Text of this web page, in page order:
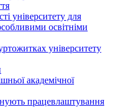
університету для
освітніми
університету
академічної
працевлаштування